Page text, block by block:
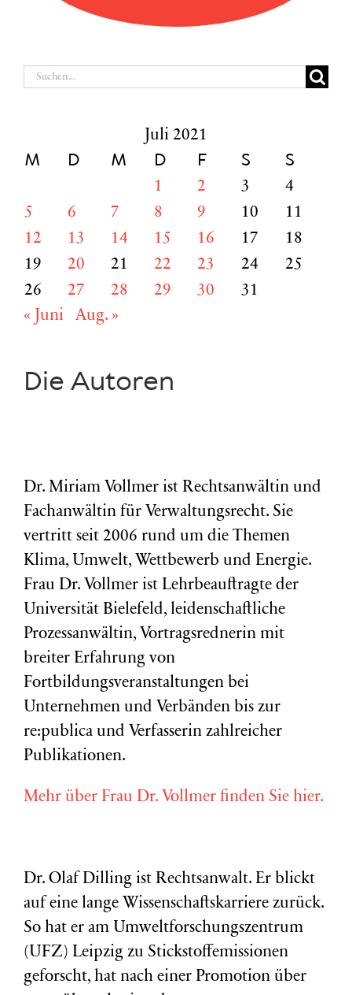
Suche
Juli 2021
M D M D F S S
1 2 3
4
5
6 7 8 9 10
11
12
13 14 15 16 17
18
19
20 21 22 23 24
25
26
27 28 29 30
31
« Juni
Aug. »
Die Autoren
Dr. Miriam Vollmer ist Rechtsanwältin und
Fachanwältin für Verwaltungsrecht. Sie
vertritt seit 2006 rund um die Themen
Klima, Umwelt, Wettbewerb und Energie.
Frau Dr. Vollmer ist Lehrbeauftragte der
Universität Bielefeld, leidenschaftliche
Prozessanwältin, Vortragsrednerin mit
breiter Erfahrung von
Fortbildungsveranstaltungen bei
Unternehmen und Verbänden bis zur
re:publica und Verfasserin zahlreicher
Publikationen.
Mehr über Frau Dr. Vollmer finden Sie hier.
Dr. Olaf Dilling ist Rechtsanwalt. Er blickt
auf eine lange Wissenschaftskarriere zurück.
So hat er am Umweltforschungszentrum
(UFZ) Leipzig zu Stickstoffemissionen
geforscht, hat nach einer Promotion über